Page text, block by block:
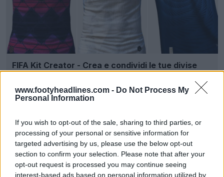
www.footyheadlines.com - Do Not Process My
Personal Information
If you wish to opt-out of the sale, sharing to third parties, or
processing of your personal or sensitive information for
targeted advertising by us, please use the below opt-out
section to confirm your selection. Please note that after your
opt-out request is processed you may continue seeing
interest-based ads based on personal information utilized by
FIFA Kit Creator - Crea e condividi le tue divise
personalizzate